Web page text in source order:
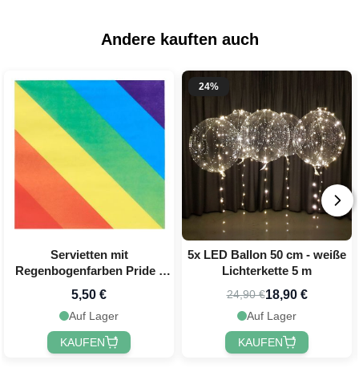
Andere kauften auch
Servietten mit
Regenbogenfarben Pride -
20x
5,50 €
Auf Lager
KAUFEN
24%
5x LED Ballon 50 cm - weiße
Lichterkette 5 m
24,90 €18,90 €
Auf Lager
KAUFEN